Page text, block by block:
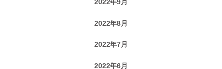
2022年9月
2022年8月
2022年7月
2022年6月